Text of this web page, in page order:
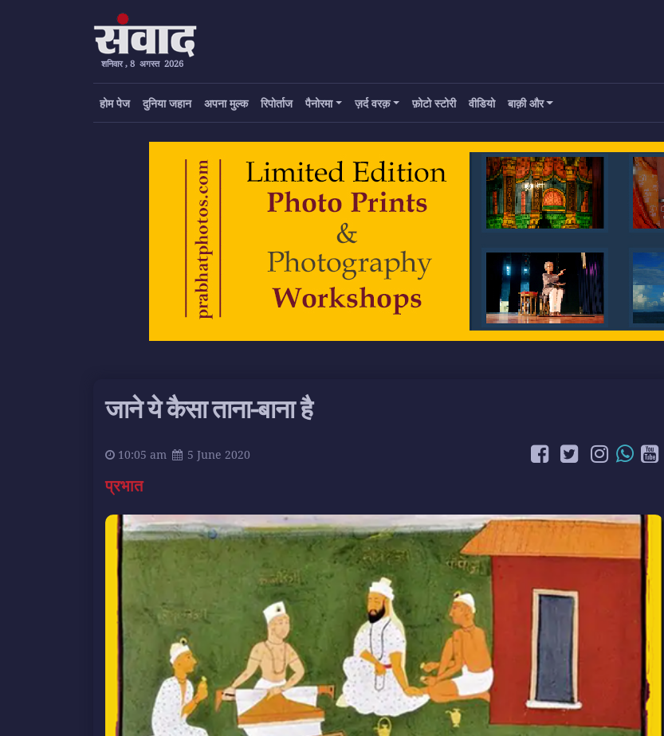
शनिवार , 8 अगस्त 2026
होम पेज दुनिया जहान अपना मुल्क रिपोर्ताज पैनोरमा ज़र्द वरक़ फ़ोटो स्टोरी वीडियो बाक़ी और
जाने ये कैसा ताना-बाना है
10:05 am 5 June 2020
प्रभात